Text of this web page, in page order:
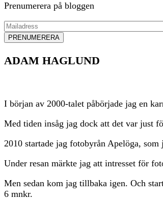
Prenumerera på bloggen
ADAM HAGLUND
I början av 2000-talet påbörjade jag en
Med tiden insåg jag dock att det var just
2010 startade jag fotobyrån Apelöga,
Under resan märkte jag att intresset för
Men sedan kom jag tillbaka igen. Och
6 mnkr.